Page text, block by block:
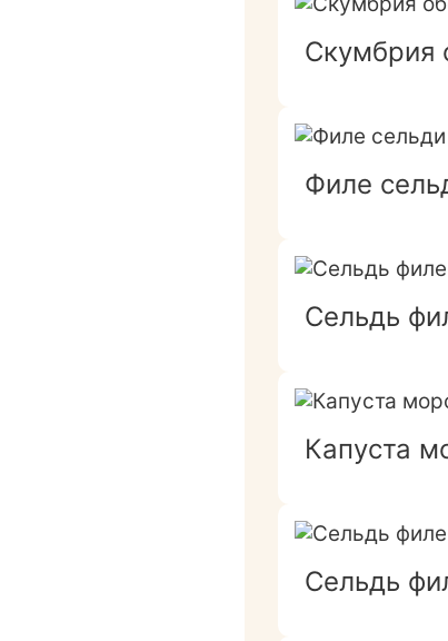
Скумбрия
Филе
Сельдь
Капуста
Сельдь